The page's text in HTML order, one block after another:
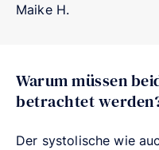
Maike H.
Warum müssen
betrachtet
Der systolische wie